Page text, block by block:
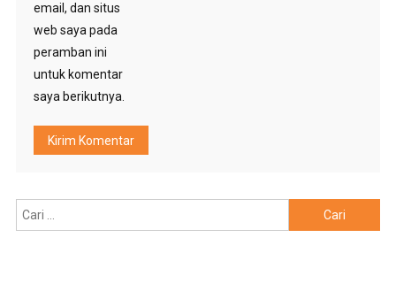
email, dan situs
web saya pada
peramban ini
untuk komentar
saya berikutnya.
untuk: